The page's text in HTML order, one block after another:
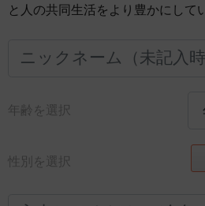
と人の共同生活をより豊かにして
年齢を選択
性別を選択